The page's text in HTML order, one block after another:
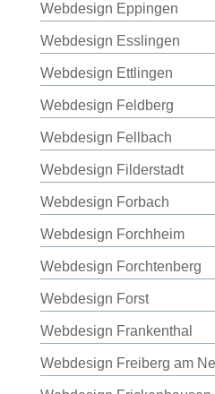
Webdesign Eppingen
Webdesign Esslingen
Webdesign Ettlingen
Webdesign Feldberg
Webdesign Fellbach
Webdesign Filderstadt
Webdesign Forbach
Webdesign Forchheim
Webdesign Forchtenberg
Webdesign Forst
Webdesign Frankenthal
Webdesign Freiberg am